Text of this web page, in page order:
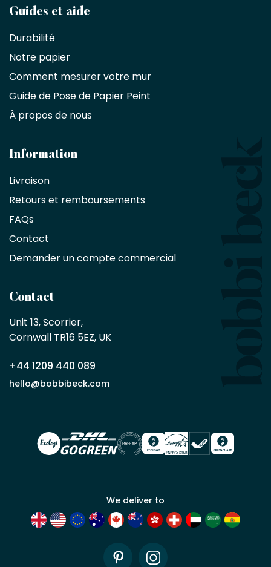
Devenez
partenaire
commercial
Décorateurs
d'intérieur,
designers
architectes
d'une
exclusive
de
%
sur
sans
minimum
en
partenaire
commercial
Demander
un compte
Guides et aide
Durabilité
Notre papier
Comment mesurer votre mur
Guide de Pose de Papier Peint
À propos de nous
Information
Livraison
Retours et remboursements
FAQs
Contact
Demander un compte commercial
Contact
Unit 13, Scorrier,
Cornwall TR16 5EZ, UK
+44 1209 440 089
hello@bobbibeck.com
We deliver to
PinterestInstagram